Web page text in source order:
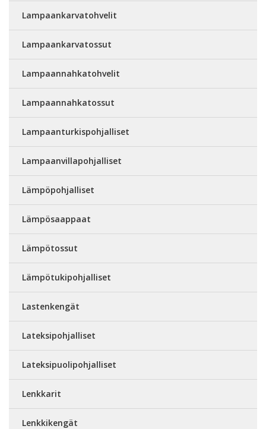
Lampaankarvatohvelit
Lampaankarvatossut
Lampaannahkatohvelit
Lampaannahkatossut
Lampaanturkispohjalliset
Lampaanvillapohjalliset
Lämpöpohjalliset
Lämpösaappaat
Lämpötossut
Lämpötukipohjalliset
Lastenkengät
Lateksipohjalliset
Lateksipuolipohjalliset
Lenkkarit
Lenkkikengät